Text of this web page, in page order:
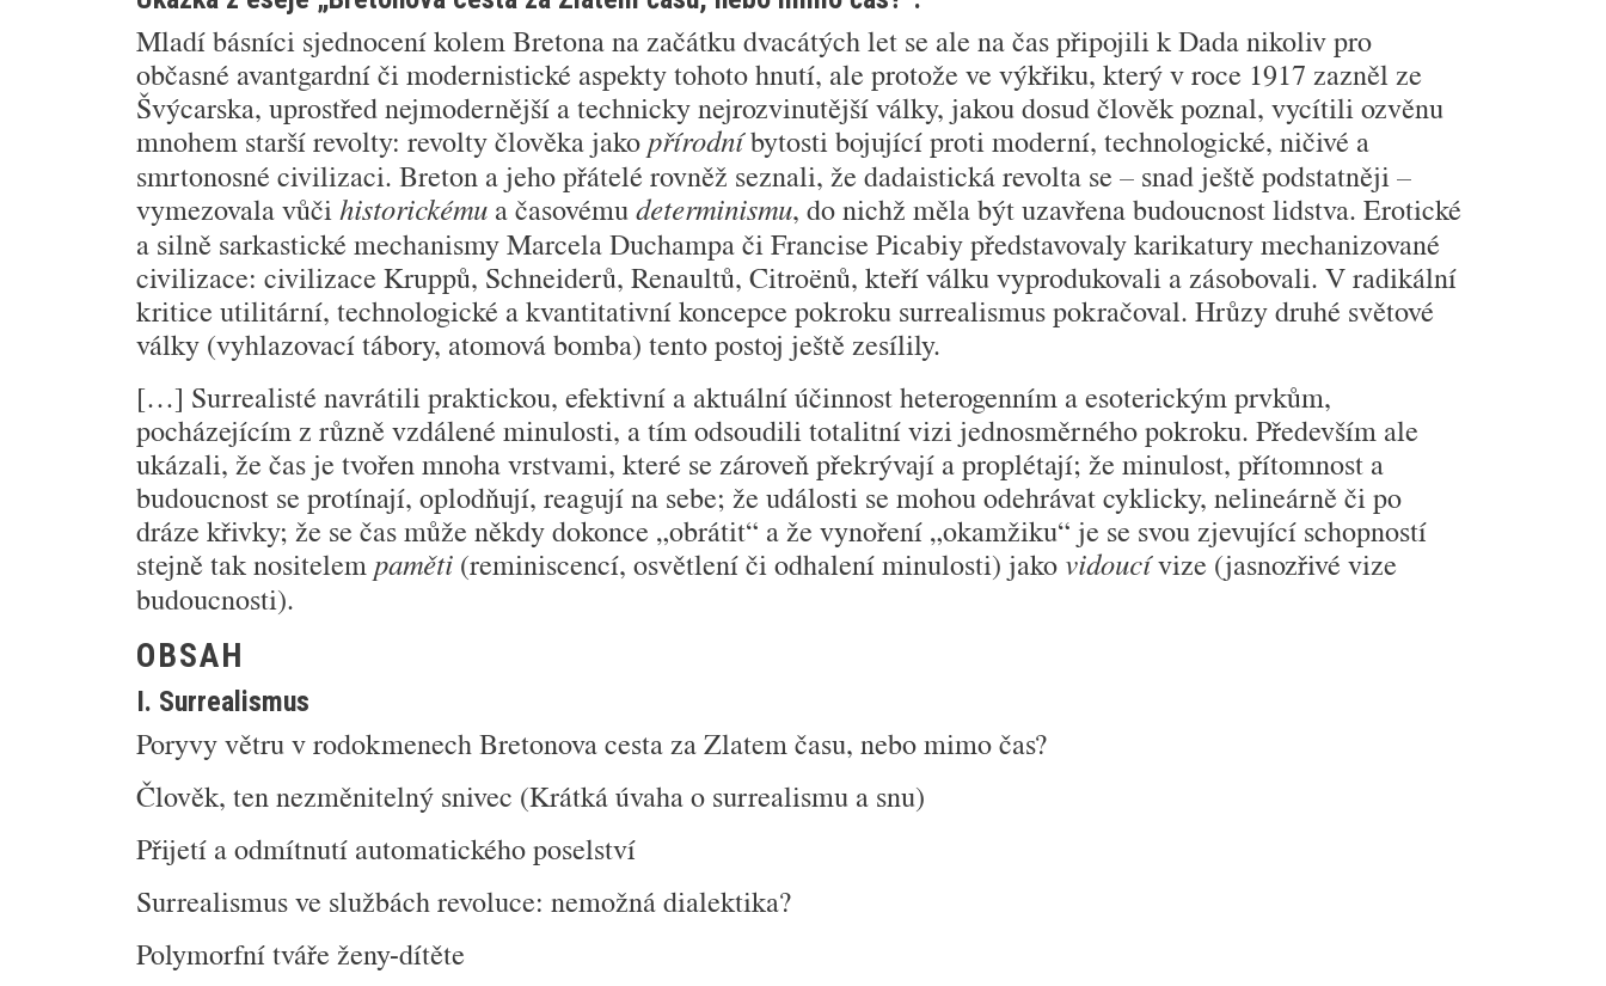
Mladí básníci sjednocení kolem Bretona na začátku dva­cátých let se ale na čas připojili k Dada nikoliv pro
občasné avantgardní či modernistické aspekty tohoto hnutí, ale pro­tože ve výkřiku, který v roce 1917 zazněl ze
Švýcarska, upro­střed nejmodernější a technicky nejrozvinutější války, jakou dosud člověk poznal, vycítili ozvěnu
mnohem starší revolty: revolty člověka jakopřírodníbytosti bojující proti moderní, technologické, ničivé a
smrtonosné civilizaci. Breton a jeho přátelé rovněž seznali, že dadaistická revolta se – snad ještě podstatněji –
vymezovala vůčihistorickému a časovémude­terminismu, do nichž měla být uzavřena budoucnost lidstva. Erotické
a silně sarkastické mechanismy Marcela Duchampa či Francise Picabiy představovaly karikatury mechanizované
civilizace: civilizace Kruppů, Schneiderů, Renaultů, Cit­roënů, kteří válku vyprodukovali a zásobovali. V radikální
kritice utilitární, technologické a kvantitativní koncepce po­kroku surrealismus pokračoval. Hrůzy druhé světové
války (vyhlazovací tábory, atomová bomba) tento postoj ještě ze­sílily.
[…] Surrealisté navrátili praktickou, efektivní a aktuální účin­nost heterogenním a esoterickým prvkům,
pocházejícím z různě vzdálené minulosti, a tím odsoudili totalitní vizi jednosměrného pokroku. Především ale
ukázali, že čas je tvo­řen mnoha vrstvami, které se zároveň překrývají a proplétají; že minulost, přítomnost a
budoucnost se protínají, oplod­ňují, reagují na sebe; že události se mohou odehrávat cyk­licky, nelineárně či po
dráze křivky; že se čas může někdy dokonce „obrátit“ a že vynoření „okamžiku“ je se svou zje­vující schopností
stejně tak nositelempaměti (reminiscencí, osvětlení či odhalení minulosti) jako vidoucívize (jasnozřivé vize
budoucnosti).
OBSAH
I. Surrealismus
Poryvy větru v rodokmenech Bretonova cesta za Zlatem času, nebo mimo čas?
Člověk, ten nezměnitelný snivec (Krátká úvaha o surrealismu a snu)
Přijetí a odmítnutí automatického poselství
Surrealismus ve službách revoluce: nemožná dialektika?
Polymorfní tváře ženy-dítěte